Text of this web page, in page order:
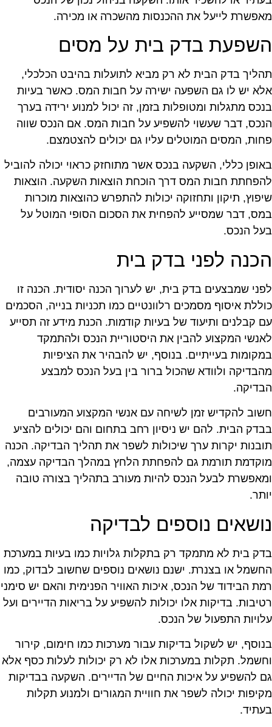
לייעל את ההכנסות מהשכרה או מכירה.
בדק בית על מסים
בדק הבית לא רק מביא לתועלות בהיבט הכלכלי,
יש לו גם השפעה ישירה על חבות המס. כאשר בעיות
מתגלות ומטופלות בזמן, זה יכול למנוע ירידה בערך
דבר שעשוי להשפיע על חבות המס. אם הנכס שווה
המסים המוטלים עליו גם יכולים להצטמצם.
כללי, השקעה בנכס אשר מתוחזק כראוי יכולה להוביל
חבות המס דרך הוכחת הוצאות השקעה. הוצאות
תיקון ותחזוקה יכולות להתפרש כהוצאות מוכרות
דבר שמסייע להפחית את הסכום הסופי המוטל על
הנכס.
לפני בדק בית
שמבצעים בדק בית, יש לערוך הכנה יסודית. הכנה זו
איסוף מסמכים רלוונטיים כמו תכניות בנייה, הסכמים
קבלנים ותיעוד של בעיות קודמות. הכנת מידע זה תסייע
המקצוע להבין את היסטוריית הנכס ולהתמקד
בעייתיים. בנוסף, יש להבהיר את הציפיות
ולוודא שהכול ברור בין בעל הנכס למבצע
להקדיש זמן לשיחה עם אנשי המקצוע המעורבים
הבית. להם יש ניסיון רחב בתחום והם יכולים להציע
יקרות ערך שיכולות לשפר את תהליך הבדיקה. הכנה
תורמת גם להפחתת הלחץ במהלך הבדיקה עצמה,
לבעל הנכס להיות מעורב בתהליך בצורה טובה
נוספים לבדיקה
בית לא מתמקד רק בתקלות גלויות כמו בעיות במערכת
או בצנרת. ישנם נושאים נוספים שחשוב לבדוק, כמו
הבידוד של הנכס, איכות האוויר הפנימית והאם יש סימני
בדיקות אלו יכולות להשפיע על בריאות הדיירים ועל
התפעול של הנכס.
יש לשקול בדיקות עבור מערכות כמו חימום, קירור
תקלות במערכות אלו לא רק יכולות לעלות כסף אלא
להשפיע על איכות החיים של הדיירים. השקעה בבדיקות
יכולה לשפר את חוויית המגורים ולמנוע תקלות